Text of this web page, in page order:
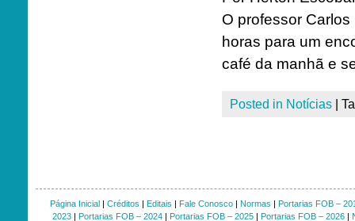
O professor
horas para um
café da manhã e
Posted in Notícias
Página Inicial| Créditos | Editais | Fale Conosco| Normas | Portarias FOB –
2023| Portarias FOB – 2024| Portarias FOB – 2025| Portarias FOB – 2026|